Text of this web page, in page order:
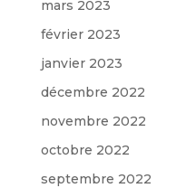
mars 2023
février 2023
janvier 2023
décembre 2022
novembre 2022
octobre 2022
septembre 2022